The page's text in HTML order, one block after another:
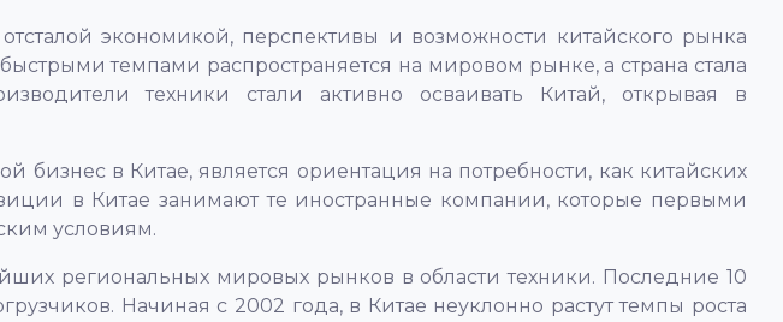
экономикой, перспективы и возможности китайского рынка
темпами распространяется на мировом рынке, а страна стала
техники стали активно осваивать Китай, открывая в
в Китае, является ориентация на потребности, как китайских
в Китае занимают те иностранные компании, которые первыми
условиям.
региональных мировых рынков в области техники. Последние 10
Начиная с 2002 года, в Китае неуклонно растут темпы роста